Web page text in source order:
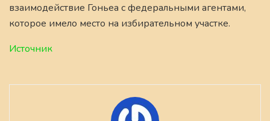
взаимодействие Гоньеа с федеральными агентами,
которое имело место на избирательном участке.
Источник